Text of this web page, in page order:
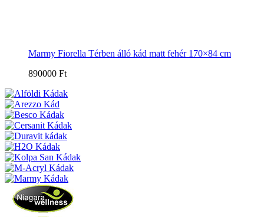
Marmy Fiorella Térben álló kád matt fehér 170×84 cm
890000 Ft